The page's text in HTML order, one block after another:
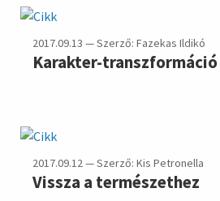
2017.09.13 — Szerző: Fazekas Ildikó
Karakter-transzformáció
2017.09.12 — Szerző: Kis Petronella
Vissza a természethez